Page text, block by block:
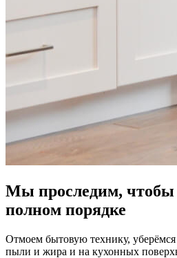
Мы проследим, чтобы
полном порядке
Отмоем бытовую технику,
пыли и жира и на кухонных